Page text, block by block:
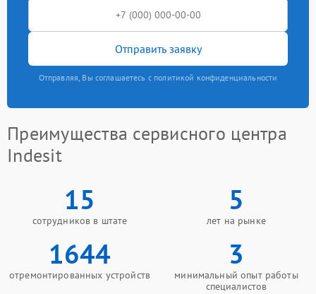
Отправить заявку
Отправляя, Вы соглашаетесь с политикой конфиденциальности
Преимущества сервисного центра
Indesit
15
сотрудников в штате
5
лет на рынке
1644
отремонтированных устройств
3
минимальный опыт работы
специалистов